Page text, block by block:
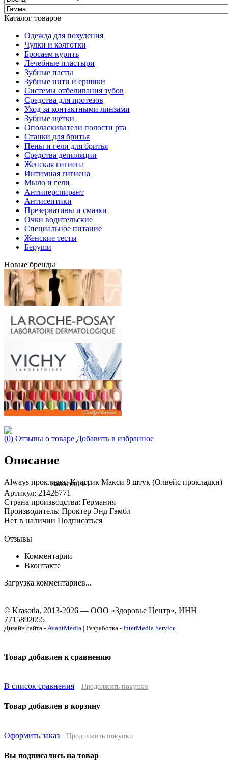
Каталог товаров
Одежда для похудения
Чулки и колготки
Бросаем курить
Лечебные пластыри
Зубные пасты
Зубные нити и ершики
Системы отбеливания зубов
Средства для протезов
Уход за контактными линзами
Зубные щетки
Ополаскиватели полости рта
Станки для бритья
Пены и гели для бритья
Средства депиляции
Женская гигиена
Интимная гигиена
Мыло и гели
Антиперспирант
Антисептики
Презервативы и смазки
Очки водительские
Специальное питание
Женские тесты
Беруши
Новые бренды
(0) Отзывы о товаре Добавить в избранное
Описание
Always прокладки Классик Макси 8 штук (Олвейс прокладки)
Голосов: 21
Артикул: 21426771
Страна производства: Германия
Производитель: Проктер Энд Гэмбл
Нет в наличии Подписаться
Отзывы
Комментарии
Вконтакте
Загрузка комментариев...
© Krasotia, 2013-2026 — ООО «Здоровье Центр», ИНН
7715892055
Дизайн сайта - AvantMedia | Разработка - InterMedia Service
Товар добавлен к сравнению
В список сравнения Продолжить покупки
Товар добавлен в корзину
Оформить заказ Продолжить покупки
Вы подписались на товар